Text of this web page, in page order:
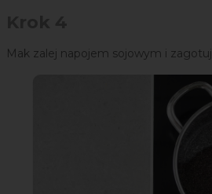
Mak zalej napojem sojowym i zagotuj.